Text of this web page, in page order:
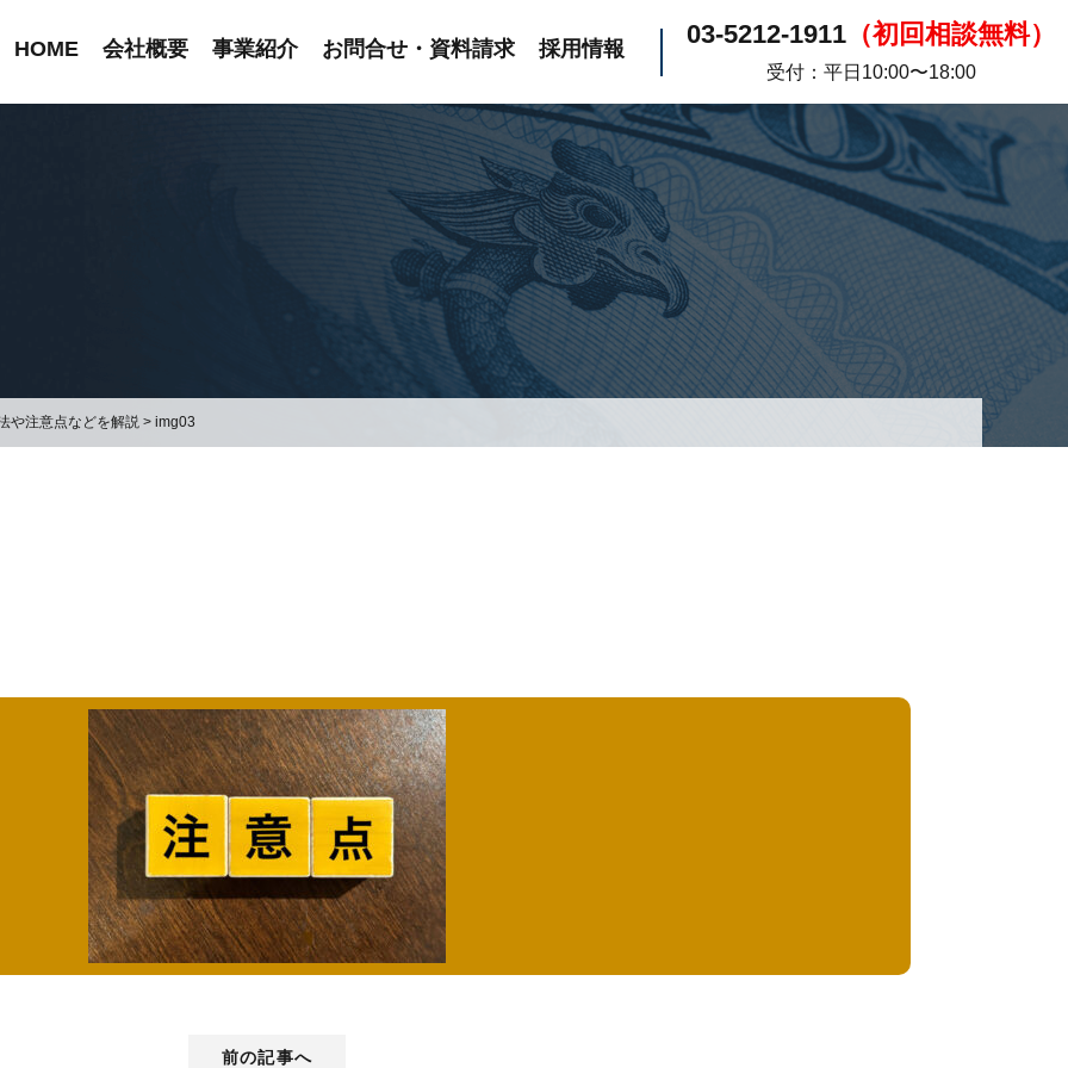
HOME 会社概要 事業紹介 お問合せ・資料請求 採用情報 03-5212-1911 （初回相談無料）
受付：平日10:00〜18:00
や注意点などを解説 > img03
前の記事へ